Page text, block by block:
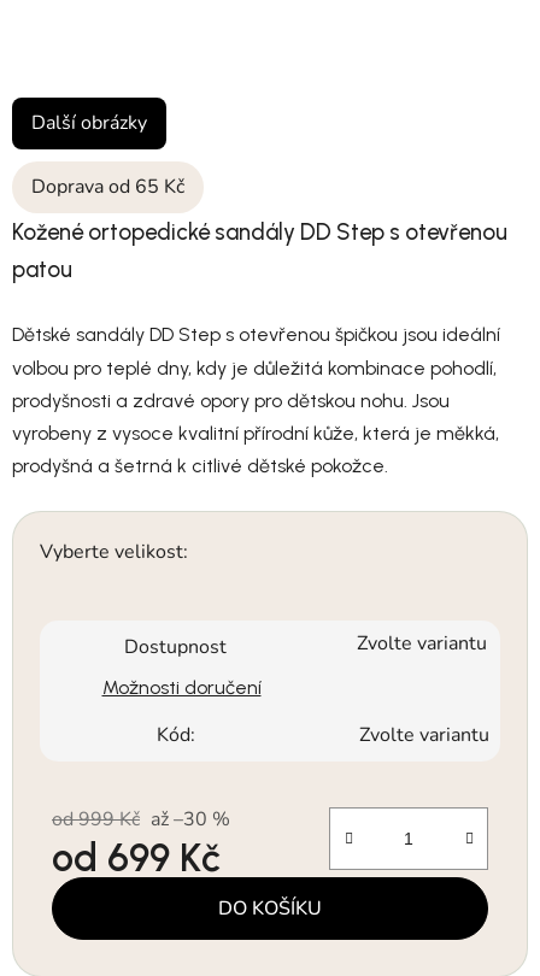
Doprava od 65 Kč
Kožené ortopedické sandály DD Step s otevřenou
patou
Dětské sandály DD Step s otevřenou špičkou jsou ideální
volbou pro teplé dny, kdy je důležitá kombinace pohodlí,
prodyšnosti a zdravé opory pro dětskou nohu. Jsou
vyrobeny z vysoce kvalitní přírodní kůže, která je měkká,
prodyšná a šetrná k citlivé dětské pokožce.
Vyberte velikost:
Dostupnost Zvolte variantu
Možnosti doručení
Kód: Zvolte variantu
od 999 Kč až –30 %
od 699 Kč
Měrná cena: DO KOŠÍKU
Další obrázky